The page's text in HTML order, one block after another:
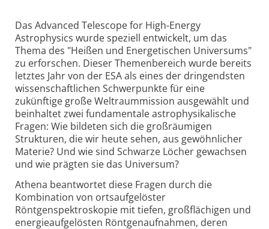
Das Advanced Telescope for High-Energy
Astrophysics wurde speziell entwickelt, um das
Thema des "Heißen und Energetischen Universums"
zu erforschen. Dieser Themenbereich wurde bereits
letztes Jahr von der ESA als eines der dringendsten
wissenschaftlichen Schwerpunkte für eine
zukünftige große Weltraummission ausgewählt und
beinhaltet zwei fundamentale astrophysikalische
Fragen: Wie bildeten sich die großräumigen
Strukturen, die wir heute sehen, aus gewöhnlicher
Materie? Und wie sind Schwarze Löcher gewachsen
und wie prägten sie das Universum?
Athena beantwortet diese Fragen durch die
Kombination von ortsaufgelöster
Röntgenspektroskopie mit tiefen, großflächigen und
energieaufgelösten Röntgenaufnahmen, deren